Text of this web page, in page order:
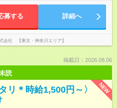
募する 詳細へ
会社 【東京・神奈川エリア】
掲載日：2026.08.06
読
NEW
リ＊時給1,500円～〉